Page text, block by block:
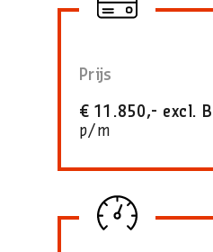
Prijs
€ 11.850,- excl.
p/m